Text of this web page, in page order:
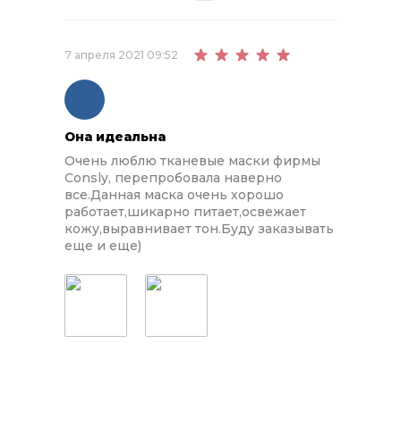
7 апреля 2021 09:52
Она идеальна
Очень люблю тканевые маски фирмы
Consly, перепробовала наверно
все.Данная маска очень хорошо
работает,шикарно питает,освежает
кожу,выравнивает тон.Буду заказывать
еще и еще)